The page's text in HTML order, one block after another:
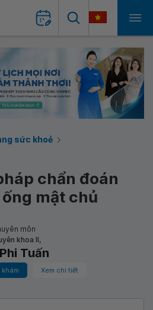
sức khoẻ
chẩn đoán
mật chủ
môn
khoa II,
Tuấn
Xem chi tiết